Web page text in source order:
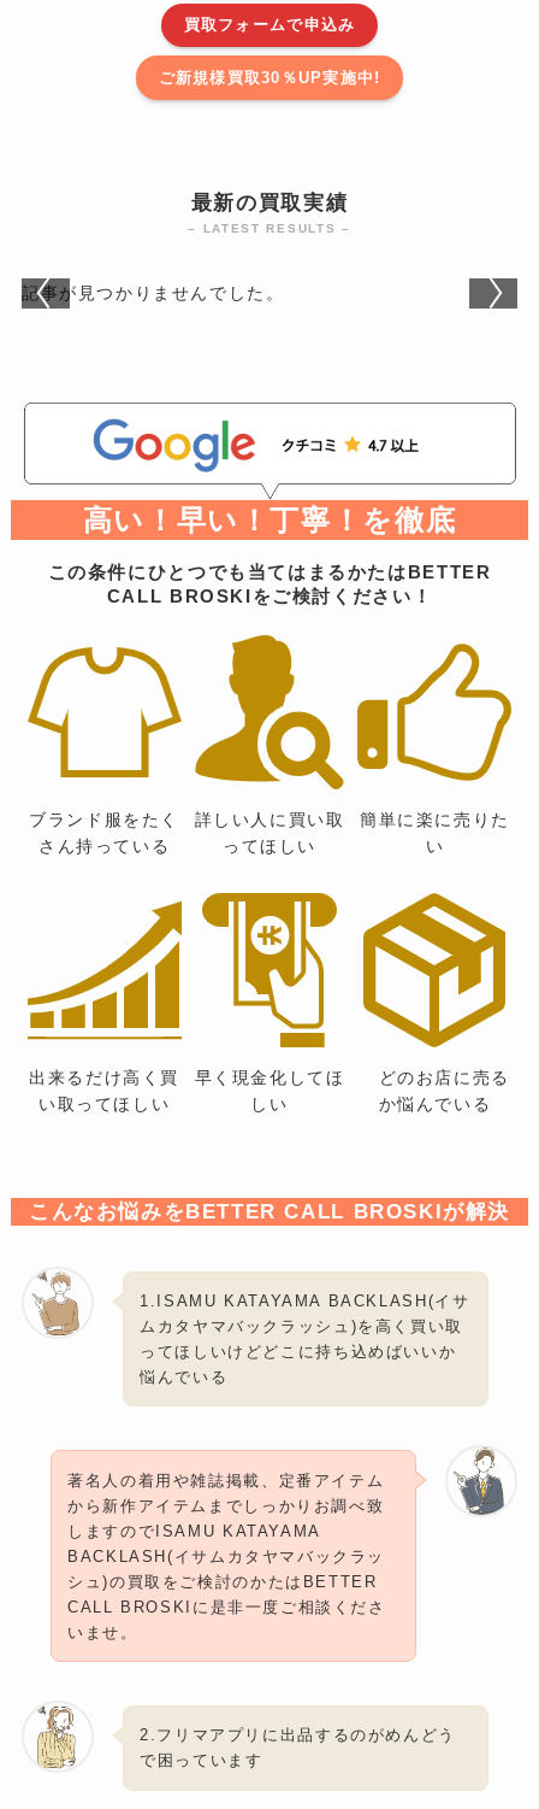
買取フォームで申込み
ご新規様買取30％UP実施中!
最新の買取実績
– LATEST RESULTS –
記事が見つかりませんでした。
高い！早い！丁寧！を徹底
この条件にひとつでも当てはまるかたはBETTER
CALL BROSKIをご検討ください！
ブランド服をたく
さん持っている
詳しい人に買い取
ってほしい
簡単に楽に売りた
い
出来るだけ高く買
い取ってほしい
早く現金化してほ
しい
どのお店に売る
か悩んでいる
こんなお悩みをBETTER CALL BROSKIが解決
1.ISAMU KATAYAMA BACKLASH(イサ
ムカタヤマバックラッシュ)を高く買い取
ってほしいけどどこに持ち込めばいいか
悩んでいる
著名人の着用や雑誌掲載、定番アイテム
から新作アイテムまでしっかりお調べ致
しますのでISAMU KATAYAMA
BACKLASH(イサムカタヤマバックラッ
シュ)の買取をご検討のかたはBETTER
CALL BROSKIに是非一度ご相談くださ
いませ。
2.フリマアプリに出品するのがめんどう
で困っています